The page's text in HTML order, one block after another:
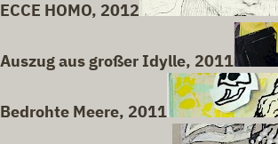
ECCE HOMO, 2012
Auszug aus großer Idylle, 2011
Bedrohte Meere, 2011